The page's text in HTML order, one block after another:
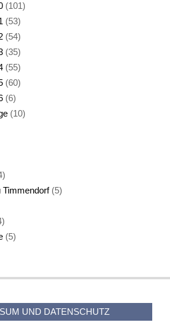
sturmerprobt
(101)
(53)
(54)
(35)
(55)
(60)
(6)
(10)
Timmendorf(5)
(5)
UND DATENSCHUTZ